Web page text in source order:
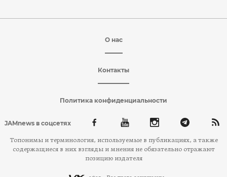
О нас
Контакты
Политика конфиденциальности
JAMnews в соцсетях
Топонимы и терминология, используемые в публикациях, а также
содержащиеся в них взгляды и мнения не обязательно отражают
позицию издателя